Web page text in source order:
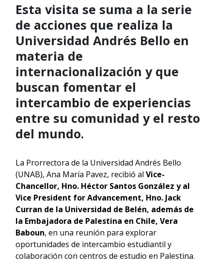
Esta visita se suma a la serie
de acciones que realiza la
Universidad Andrés Bello en
materia de
internacionalización y que
buscan fomentar el
intercambio de experiencias
entre su comunidad y el resto
del mundo.
La Prorrectora de la Universidad Andrés Bello
(UNAB), Ana María Pavez, recibió al Vice-
Chancellor, Hno. Héctor Santos González y al
Vice President for Advancement, Hno. Jack
Curran de la Universidad de Belén, además de
la Embajadora de Palestina en Chile, Vera
Baboun, en una reunión para explorar
oportunidades de intercambio estudiantil y
colaboración con centros de estudio en Palestina.